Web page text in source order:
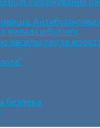
Антибулінгова
випадки булінгу
насильству та
безпека